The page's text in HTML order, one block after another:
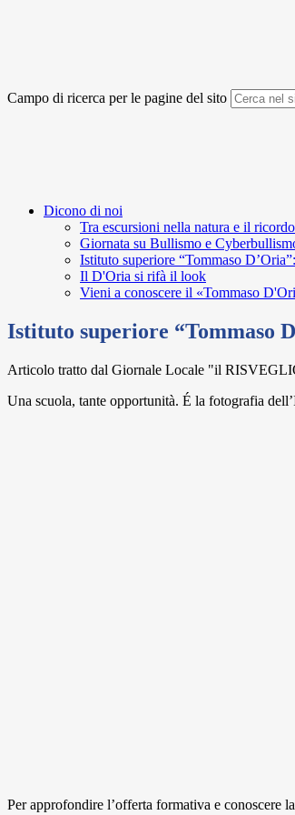
Campo di ricerca per le pagine del sito
Dicono di noi
Tra escursioni nella natura e il
Giornata su Bullismo e
Istituto superiore “Tommaso
Il D'Oria si rifà il look
Vieni a conoscere il «Tommaso
Istituto superiore “Tommaso
Articolo tratto dal Giornale Locale "il
Una scuola, tante opportunità. É la fotografia
Per approfondire l’offerta formativa e conoscere